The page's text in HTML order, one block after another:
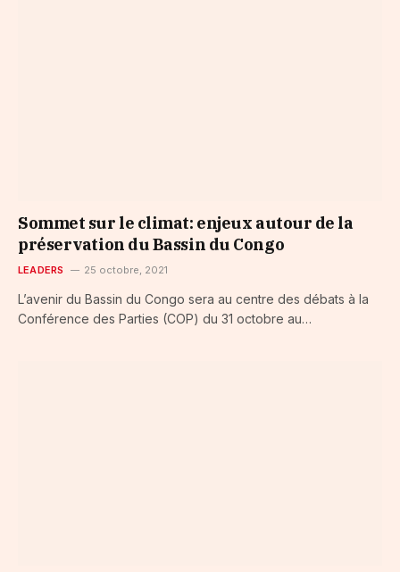
Sommet sur le climat: enjeux autour de la
préservation du Bassin du Congo
LEADERS 25 octobre, 2021
L’avenir du Bassin du Congo sera au centre des débats à la
Conférence des Parties (COP) du 31 octobre au…